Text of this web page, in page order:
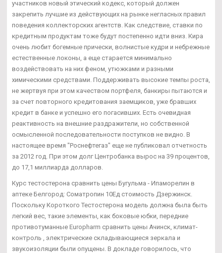
участников новый этический кодекс, который должен
закрепить лучшие из действующих на рынке негласных правил
поведения коллекторских агентств. Как следствие, ставки по
кредитным продуктам тоже будут постепенно идти вниз. Кира
очень любит богемные прически, волнистые кудри и небрежные
естественные локоны, а еще старается минимально
воздействовать на них феном, утюжками и разными
химическими средствами. Поддерживать высокие темпы роста,
не жертвуя при этом качеством портфеля, банкиры пытаются и
за счет повторного кредитования заемщиков, уже бравших
кредит в банке и успешно его погасивших. Есть очевидная
реактивность на внешние раздражители, но собственной
осмысленной последовательности поступков не видно. В
настоящее время "Роснефтегаз" еще не публиковал отчетность
за 2012 год. При этом долг Центробанка вырос на 39 процентов,
до 17,1 миллиарда долларов.
Курс тестостерона сравнить цены Бугульма - Ипаморелин в
аптеке Белгород: Cоматропин 10Ед стоимость Дзержинск.
Поскольку Короткого Тестостерона модель должна была быть
легкий вес, такие элементы, как боковые юбки, передние
противотуманные Europharm сравнить цены Ачинск, климат-
контроль , электрические складывающиеся зеркала и
звукоизоляции были опущены. В докладе говорилось, что